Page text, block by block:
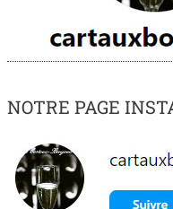
NOTRE PAGE